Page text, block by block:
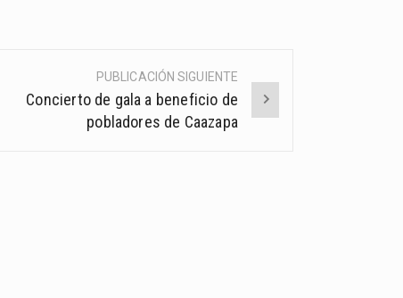
PUBLICACIÓN SIGUIENTE
Concierto de gala a beneficio de
pobladores de Caazapa